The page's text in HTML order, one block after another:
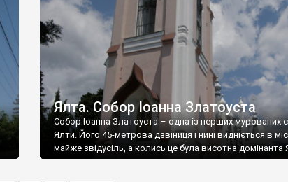
Ялта. Собор Іоанна Златоуста
Собор Іоанна Златоуста – одна із перших мурованих
Ялти. Його 45-метрова дзвіниця і нині видніється в
майже звідусіль, а колись це була висотна домінанта